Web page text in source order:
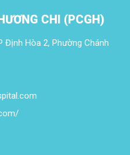
CHI (PCGH)
Hòa 2, Phường Chánh